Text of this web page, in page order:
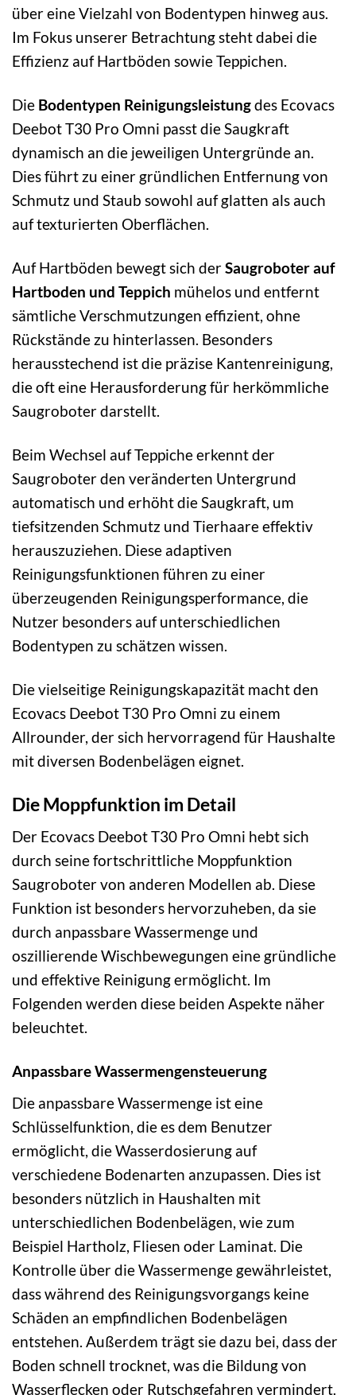
über eine Vielzahl von Bodentypen hinweg aus.
Im Fokus unserer Betrachtung steht dabei die
Effizienz auf Hartböden sowie Teppichen.
Die Bodentypen Reinigungsleistungdes Ecovacs
Deebot T30 Pro Omni passt die Saugkraft
dynamisch an die jeweiligen Untergründe an.
Dies führt zu einer gründlichen Entfernung von
Schmutz und Staub sowohl auf glatten als auch
auf texturierten Oberflächen.
Auf Hartböden bewegt sich derSaugroboter auf
Hartboden und Teppich mühelos und entfernt
sämtliche Verschmutzungen effizient, ohne
Rückstände zu hinterlassen. Besonders
herausstechend ist die präzise Kantenreinigung,
die oft eine Herausforderung für herkömmliche
Saugroboter darstellt.
Beim Wechsel auf Teppiche erkennt der
Saugroboter den veränderten Untergrund
automatisch und erhöht die Saugkraft, um
tiefsitzenden Schmutz und Tierhaare effektiv
herauszuziehen. Diese adaptiven
Reinigungsfunktionen führen zu einer
überzeugenden Reinigungsperformance, die
Nutzer besonders auf unterschiedlichen
Bodentypen zu schätzen wissen.
Die vielseitige Reinigungskapazität macht den
Ecovacs Deebot T30 Pro Omni zu einem
Allrounder, der sich hervorragend für Haushalte
mit diversen Bodenbelägen eignet.
Die Moppfunktion im Detail
Der Ecovacs Deebot T30 Pro Omni hebt sich
durch seine fortschrittliche Moppfunktion
Saugroboter von anderen Modellen ab. Diese
Funktion ist besonders hervorzuheben, da sie
durch anpassbare Wassermenge und
oszillierende Wischbewegungen eine gründliche
und effektive Reinigung ermöglicht. Im
Folgenden werden diese beiden Aspekte näher
beleuchtet.
Anpassbare Wassermengensteuerung
Die anpassbare Wassermenge ist eine
Schlüsselfunktion, die es dem Benutzer
ermöglicht, die Wasserdosierung auf
verschiedene Bodenarten anzupassen. Dies ist
besonders nützlich in Haushalten mit
unterschiedlichen Bodenbelägen, wie zum
Beispiel Hartholz, Fliesen oder Laminat. Die
Kontrolle über die Wassermenge gewährleistet,
dass während des Reinigungsvorgangs keine
Schäden an empfindlichen Bodenbelägen
entstehen. Außerdem trägt sie dazu bei, dass der
Boden schnell trocknet, was die Bildung von
Wasserflecken oder Rutschgefahren vermindert.